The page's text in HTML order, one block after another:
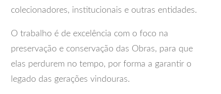
colecionadores, institucionais e outras entidades.
O trabalho é de excelência com o foco na
preservação e conservação das Obras, para que
elas perdurem no tempo, por forma a garantir o
legado das gerações vindouras.